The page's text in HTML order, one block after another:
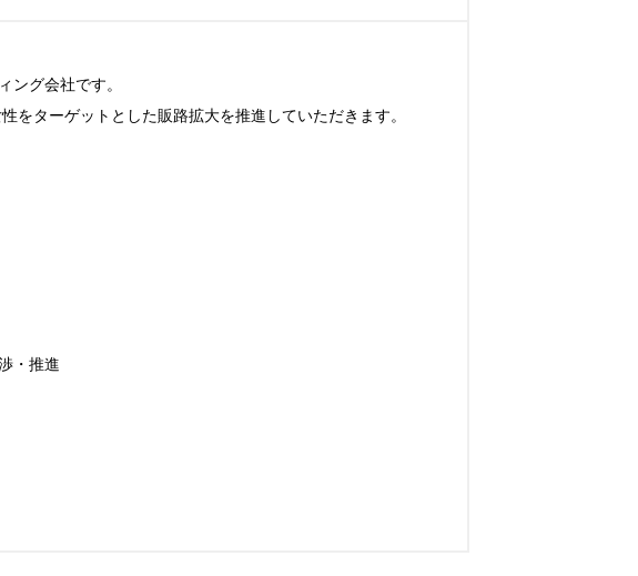
ング会社です。
をターゲットとした販路拡大を推進していただきます。
・推進